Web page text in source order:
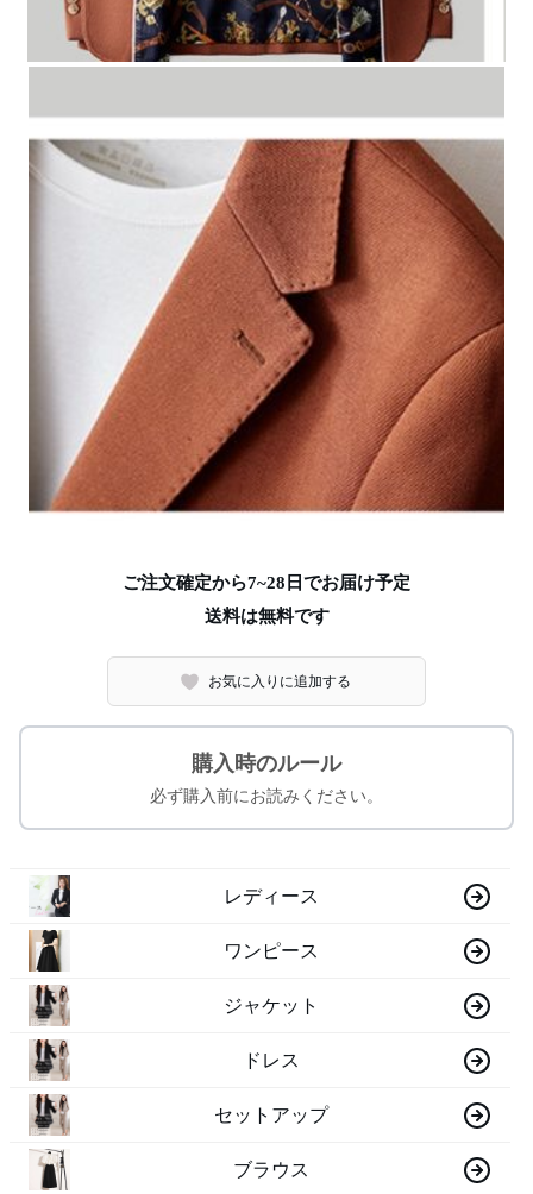
ご注文確定から7~28日でお届け予定
送料は無料です
お気に入りに追加する
購入時のルール
必ず購入前にお読みください。
レディース
ワンピース
ジャケット
ドレス
セットアップ
ブラウス